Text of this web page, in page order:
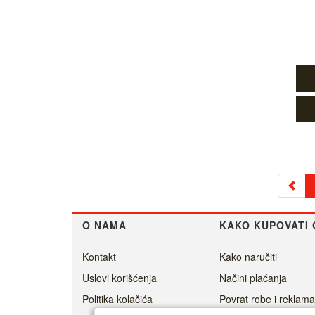
O NAMA KAKO KUPOVATI
Kontakt
Uslovi korišćenja
Politika kolačića
Kako naručiti
Načini plaćanja
Povrat robe i